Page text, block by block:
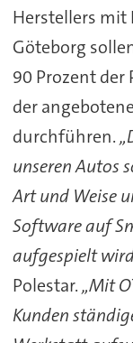
Herstellers mit
Göteborg
90 Prozent der
der
durchführen.
unseren Autos
Art und Weise
Software auf
aufgespielt
Polestar.„Mit
Kunden